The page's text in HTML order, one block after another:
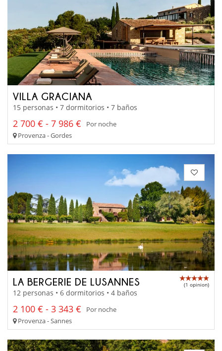
VILLA GRACIANA
15 personas • 7 dormitorios • 7 baños
2 700 € - 7 986 €
Por noche
Provenza - Gordes
LA BERGERIE DE LUSANNES (1 opinion)
12 personas • 6 dormitorios • 4 baños
2 100 € - 3 343 €
Por noche
Provenza - Sannes